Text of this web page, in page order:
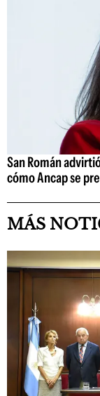
San Román
cómo Ancap se
MÁS